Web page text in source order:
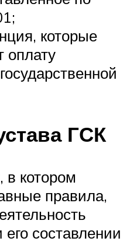
которые
оплату
ГСК
в котором
правила,
составлении